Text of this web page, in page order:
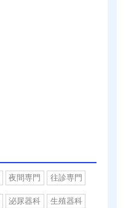
夜間専門 往診専門
泌尿器科
生殖器科